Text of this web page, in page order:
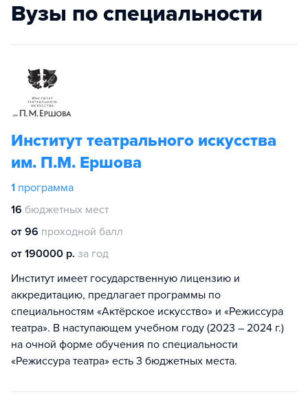
Вузы по специальности
Институт театрального искусства
им. П.М. Ершова
1 программа
16 бюджетных мест
от 96 проходной балл
от 190000 р. за год
Институт имеет государственную лицензию и
аккредитацию, предлагает программы по
специальностям «Актёрское искусство» и «Режиссура
театра». В наступающем учебном году (2023 – 2024 г.)
на очной форме обучения по специальности
«Режиссура театра» есть 3 бюджетных места.